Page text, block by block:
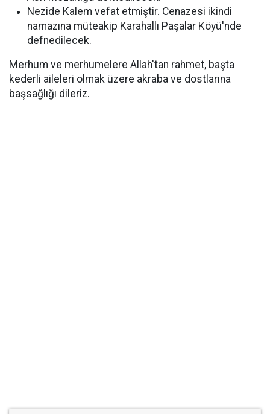
Nezide Kalem vefat etmiştir. Cenazesi ikindi
namazına müteakip Karahallı Paşalar Köyü'nde
defnedilecek.
Merhum ve merhumelere Allah'tan rahmet, başta
kederli aileleri olmak üzere akraba ve dostlarına
başsağlığı dileriz.